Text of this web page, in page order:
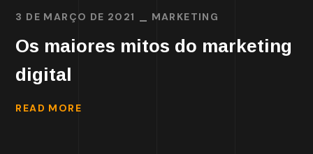
3 DE MARÇO DE 2021 MARKETING
Os maiores mitos do marketing
digital
READ MORE